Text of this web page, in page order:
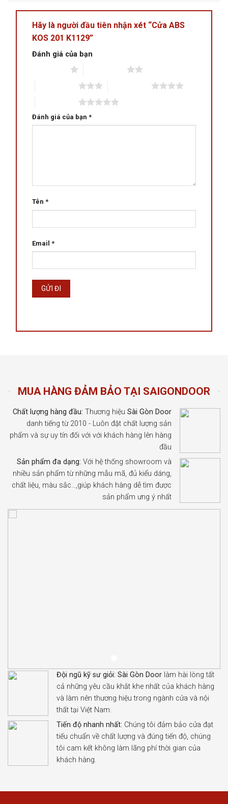
Hãy là người đầu tiên nhận xét “Cửa ABS
KOS 201 K1129”
Đánh giá của bạn
Đánh giá của bạn *
Tên *
Email *
MUA HÀNG ĐẢM BẢO TẠI SAIGONDOOR
Chất lượng hàng đầu: Thương hiệu Sài Gòn Door
danh tiếng từ 2010 - Luôn đặt chất lượng sản
phẩm và sự uy tín đối với với khách hàng lên hàng
đầu
Sản phẩm đa dạng: Với hệ thống showroom và
nhiều sản phẩm từ những mẫu mã, đủ kiểu dáng,
chất liệu, màu sắc…,giúp khách hàng dễ tìm được
sản phẩm ưng ý nhất
Đội ngũ kỹ sư giỏi: Sài Gòn Door làm hài lòng tất
cả những yêu cầu khắt khe nhất của khách hàng
và làm nên thương hiệu trong ngành cửa và nội
thất tại Việt Nam.
Tiến độ nhanh nhất: Chúng tôi đảm bảo cửa đạt
tiếu chuẩn về chất lượng và đúng tiến độ, chúng
tôi cam kết không làm lãng phí thời gian của
khách hàng.